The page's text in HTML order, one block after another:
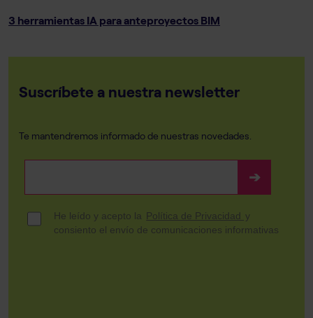
3 herramientas IA para anteproyectos BIM
Suscríbete a nuestra newsletter
Te mantendremos informado de nuestras novedades.